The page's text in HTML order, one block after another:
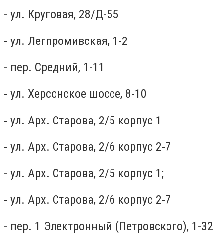
- ул. Круговая, 28/Д-55
- ул. Легпромивская, 1-2
- пер. Средний, 1-11
- ул. Херсонское шоссе, 8-10
- ул. Арх. Старова, 2/5 корпус 1
- ул. Арх. Старова, 2/6 корпус 2-7
- ул. Арх. Старова, 2/5 корпус 1;
- ул. Арх. Старова, 2/6 корпус 2-7
- пер. 1 Электронный (Петровского), 1-32